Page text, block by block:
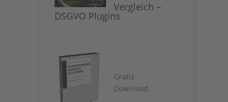
Vergleich –
DSGVO Plugins
Gratis
Download